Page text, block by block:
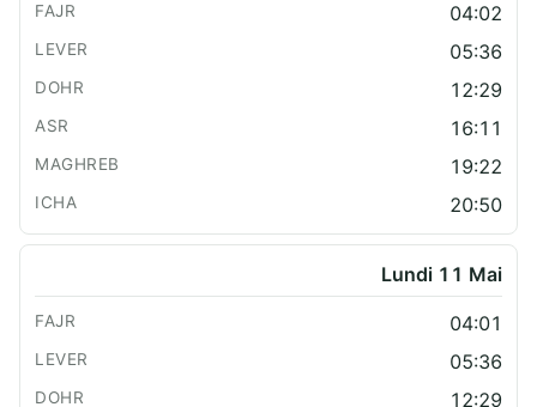
04:02
05:36
12:29
16:11
19:22
20:50
Lundi 11 Mai
04:01
05:36
12:29